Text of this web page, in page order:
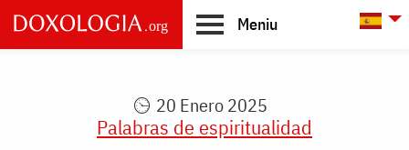
Skip to main content
Meniu
20 Enero 2025
Palabras de espiritualidad